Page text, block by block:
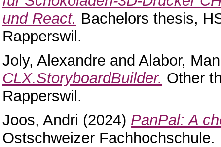
und React. Bachelors thesis,
Rapperswil.
Joly, Alexandre and Alabor,
CLX.StoryboardBuilder. Other
Rapperswil.
Joos, Andri (2024) PanPal: A
Ostschweizer Fachhochschule.